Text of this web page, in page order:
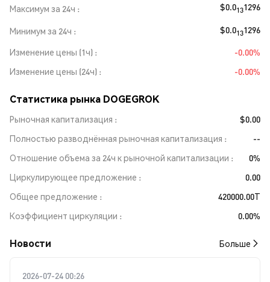
Максимум за 24ч $0.0131296
Минимум за 24ч $0.0131296
Изменение цены (1ч)
-0.00%
Изменение цены (24ч)
-0.00%
Статистика рынка DOGEGROK
Рыночная капитализация
$0.00
Полностью разводнённая рыночная капитализация
--
Отношение объема за 24ч к рыночной капитализации
0%
Циркулирующее предложение
0.00
Общее предложение
420000.00T
Коэффициент циркуляции
0.00%
Новости Больше
2026-07-24 00:26